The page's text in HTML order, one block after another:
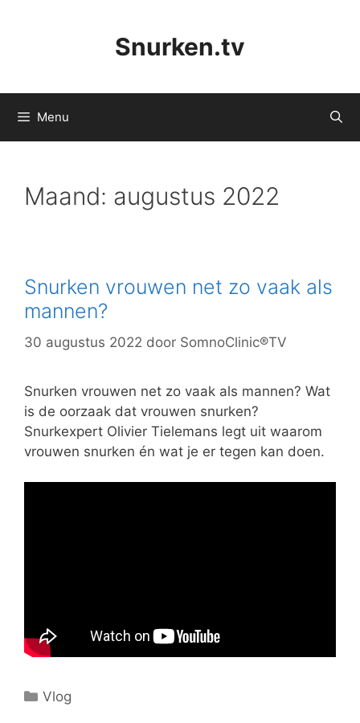
Snurken.tv
Menu
Maand: augustus 2022
Snurken vrouwen net zo vaak als
mannen?
30 augustus 2022 door SomnoClinic®TV
Snurken vrouwen net zo vaak als mannen? Wat
is de oorzaak dat vrouwen snurken?
Snurkexpert Olivier Tielemans legt uit waarom
vrouwen snurken én wat je er tegen kan doen.
Categorieën
Vlog